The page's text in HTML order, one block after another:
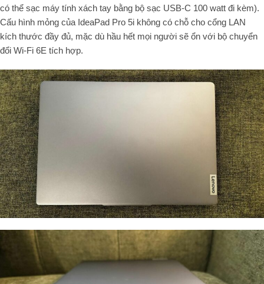
có thể sạc máy tính xách tay bằng bộ sạc USB-C 100 watt đi kèm).
Cấu hình mỏng của IdeaPad Pro 5i không có chỗ cho cổng LAN
kích thước đầy đủ, mặc dù hầu hết mọi người sẽ ổn với bộ chuyển
đổi Wi-Fi 6E tích hợp.